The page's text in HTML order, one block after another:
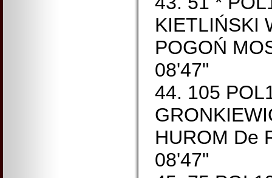
KIETLIŃSKI
POGOŃ
08'47"
44. 105
HUROM De
08'47"